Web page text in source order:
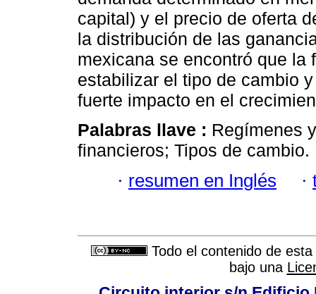
capital) y el precio de oferta
la distribución de las
mexicana se encontró que la
estabilizar el tipo de cambio
fuerte impacto en el
Palabras llave : Regímenes
financieros; Tipos de cambio.
· resumen en Inglés ·
Todo el contenido de
bajo una